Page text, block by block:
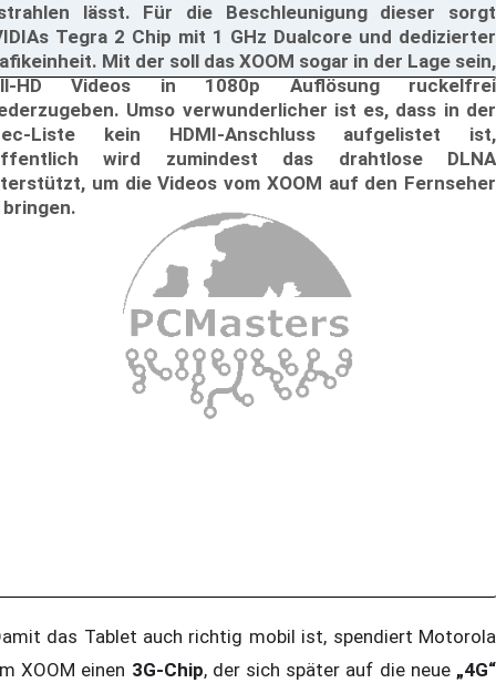
lässt. Für die Beschleunigung dieser sorgt
Tegra 2 Chip mit 1 GHz Dualcore und dedizierter
Mit der soll das XOOM sogar in der Lage sein,
HD Videos in 1080p Auflösung ruckelfrei
Umso verwunderlicher ist es, dass in der
Liste kein HDMI-Anschluss aufgelistet ist,
wird zumindest das drahtlose DLNA
um die Videos vom XOOM auf den Fernseher
bringen.
das Tablet auch richtig mobil ist, spendiert Motorola
XOOM einen 3G-Chip, der sich später auf die neue „4G“